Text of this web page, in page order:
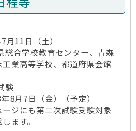
11日（土）
合学校教育センター、青森
業高等学校、都道府県会館
験
月7日（金）（予定）
ジにも第二次試験受験対象
ます。